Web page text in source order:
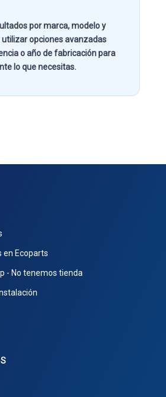
pormarca, modelo y
utilizar opciones avanzadas
o año de fabricaciónpara
lo que necesitas.
en Ecoparts
- No tenemos tienda